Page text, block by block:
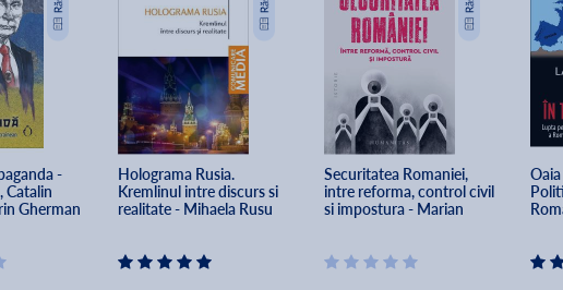
-
Catalin
Gherman
Holograma Rusia.
Kremlinul intre discurs si
realitate - Mihaela Rusu
Securitatea Romaniei,
intre reforma, control civil
si impostura - Marian